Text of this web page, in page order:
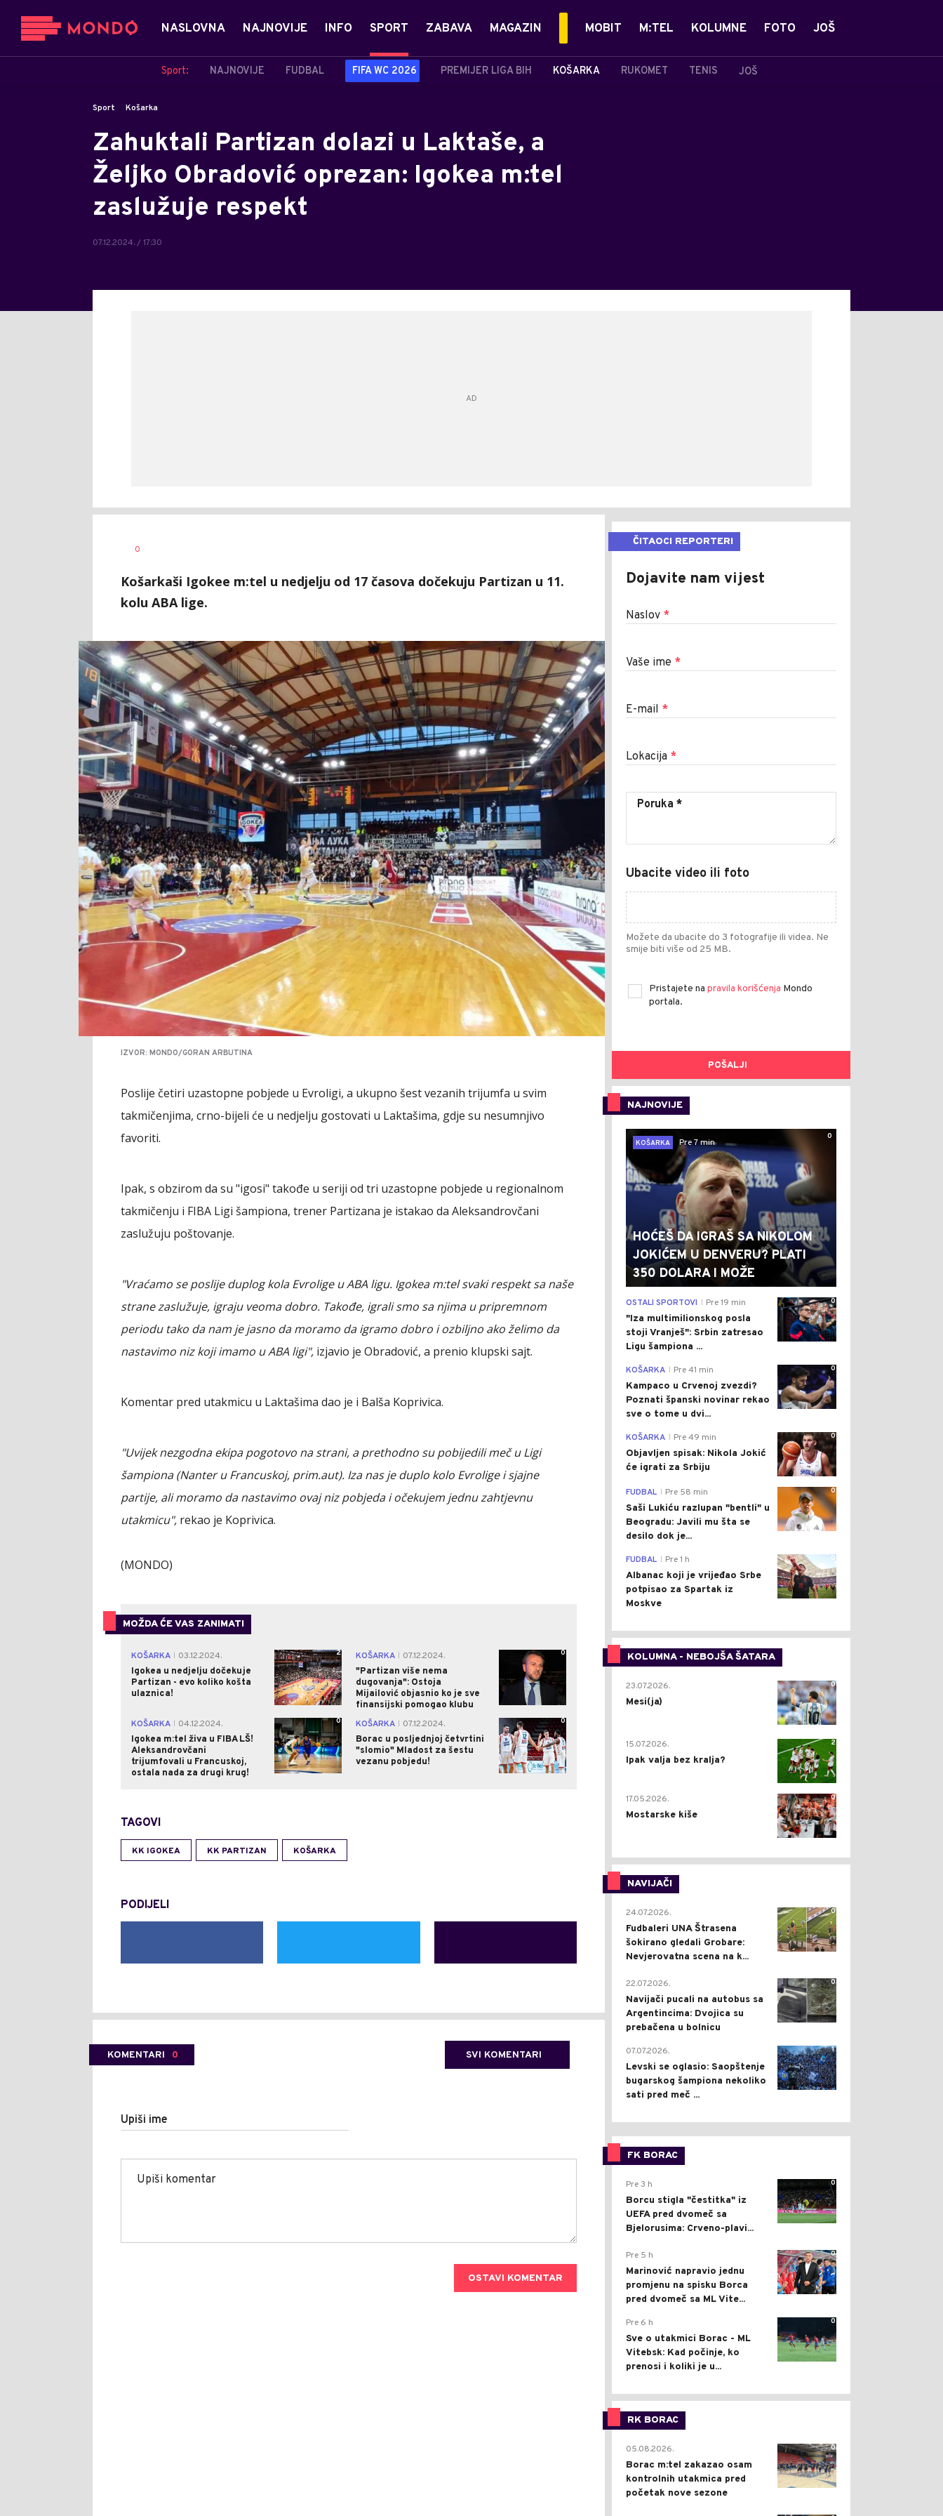
NASLOVNA NAJNOVIJE INFO SPORT
Sport: NAJNOVIJE FUDBAL FIFA WC 2026 PREMIJER LIGA BIH KOŠARKA RUKOMET TENIS JOŠ
ZABAVA MAGAZIN MOBIT M:TEL KOLUMNE FOTO JOŠ
Sport Košarka
Zahuktali Partizan dolazi u Laktaše, a
Željko Obradović oprezan: Igokea m:tel
zaslužuje respekt
07.12.2024. / 17:30
AUTOR
0
Košarkaši Igokee m:tel u nedjelju od 17 časova dočekuju Partizan u 11.
kolu ABA lige.
IZVOR: MONDO/GORAN ARBUTINA
Poslije četiri uzastopne pobjede u Evroligi, a ukupno šest vezanih trijumfa u svim
takmičenjima, crno-bijeli će u nedjelju gostovati u Laktašima, gdje su nesumnjivo
favoriti.
Ipak, s obzirom da su "igosi" takođe u seriji od tri uzastopne pobjede u regionalnom
takmičenju i FIBA Ligi šampiona, trener Partizana je istakao da Aleksandrovčani
zaslužuju poštovanje.
"Vraćamo se poslije duplog kola Evrolige u ABA ligu. Igokea m:tel svaki respekt sa naše
strane zaslužuje, igraju veoma dobro. Takođe, igrali smo sa njima u pripremnom
periodu tako da nam je jasno da moramo da igramo dobro i ozbiljno ako želimo da
nastavimo niz koji imamo u ABA ligi", izjavio je Obradović, a prenio klupski sajt.
Komentar pred utakmicu u Laktašima dao je i Balša Koprivica.
"Uvijek nezgodna ekipa pogotovo na strani, a prethodno su pobijedili meč u Ligi
šampiona (Nanter u Francuskoj, prim.aut). Iza nas je duplo kolo Evrolige i sjajne
partije, ali moramo da nastavimo ovaj niz pobjeda i očekujem jednu zahtjevnu
utakmicu", rekao je Koprivica.
(MONDO)
MOŽDA ĆE VAS ZANIMATI
KOŠARKA
03.12.2024.
Igokea u nedjelju dočekuje
Partizan - evo koliko košta
ulaznica!
2 KOŠARKA
07.12.2024.
"Partizan više nema
dugovanja": Ostoja
Mijailović objasnio ko je sve
finansijski pomogao klubu
0
KOŠARKA
04.12.2024.
Igokea m:tel živa u FIBA LŠ!
Aleksandrovčani
trijumfovali u Francuskoj,
ostala nada za drugi krug!
0 KOŠARKA
07.12.2024.
Borac u posljednjoj četvrtini
"slomio" Mladost za šestu
vezanu pobjedu!
0
TAGOVI
KK IGOKEA KK PARTIZAN KOŠARKA
PODIJELI
KOMENTARI 0 SVI KOMENTARI
Upiši ime
OSTAVI KOMENTAR
ČITAOCI REPORTERI
Dojavite nam vijest
Naslov *
Vaše ime *
E-mail *
Lokacija *
Ubacite video ili foto
Možete da ubacite do 3 fotografije ili videa. Ne
smije biti više od 25 MB.
Pristajete na pravila korišćenja Mondo
portala.
POŠALJI
NAJNOVIJE
0
KOŠARKA
Pre 7 min
HOĆEŠ DA IGRAŠ SA NIKOLOM
JOKIĆEM U DENVERU? PLATI
350 DOLARA I MOŽE
0
OSTALI SPORTOVI Pre 19 min
"Iza multimilionskog posla
stoji Vranješ": Srbin zatresao
Ligu šampiona ...
0
KOŠARKA Pre 41 min
Kampaco u Crvenoj zvezdi?
Poznati španski novinar rekao
sve o tome u dvi...
0
KOŠARKA Pre 49 min
Objavljen spisak: Nikola Jokić
će igrati za Srbiju
0
FUDBAL Pre 58 min
Saši Lukiću razlupan "bentli" u
Beogradu: Javili mu šta se
desilo dok je...
0
FUDBAL Pre 1 h
Albanac koji je vrijeđao Srbe
potpisao za Spartak iz
Moskve
KOLUMNA - NEBOJŠA ŠATARA
0
23.07.2026.
Mesi(ja)
2
15.07.2026.
Ipak valja bez kralja?
0
17.05.2026.
Mostarske kiše
NAVIJAČI
0
24.07.2026.
Fudbaleri UNA Štrasena
šokirano gledali Grobare:
Nevjerovatna scena na k...
0
22.07.2026.
Navijači pucali na autobus sa
Argentincima: Dvojica su
prebačena u bolnicu
1
07.07.2026.
Levski se oglasio: Saopštenje
bugarskog šampiona nekoliko
sati pred meč ...
FK BORAC
0
Pre 3 h
Borcu stigla "čestitka" iz
UEFA pred dvomeč sa
Bjelorusima: Crveno-plavi...
0
Pre 5 h
Marinović napravio jednu
promjenu na spisku Borca
pred dvomeč sa ML Vite...
0
Pre 6 h
Sve o utakmici Borac - ML
Vitebsk: Kad počinje, ko
prenosi i koliki je u...
RK BORAC
0
05.08.2026.
Borac m:tel zakazao osam
kontrolnih utakmica pred
početak nove sezone